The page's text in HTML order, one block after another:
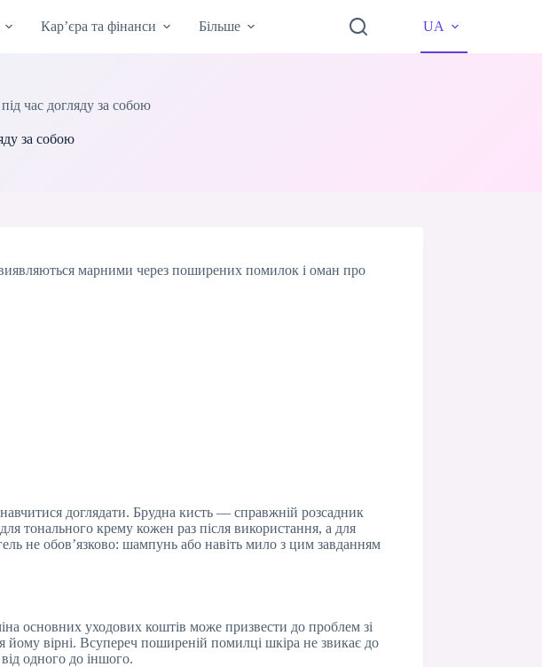
Кар’єра та фінанси Більше UA
час догляду за собою
за собою
марними через поширених помилок і оман про
доглядати. Брудна кисть — справжній розсадник
тонального крему кожен раз після використання, а для
не обов’язково: шампунь або навіть мило з цим завданням
основних уходових коштів може призвести до проблем зі
вірні. Всупереч поширеній помилці шкіра не звикає до
одного до іншого.